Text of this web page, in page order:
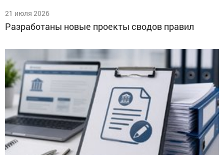
21 июля 2026
Разработаны новые проекты сводов правил